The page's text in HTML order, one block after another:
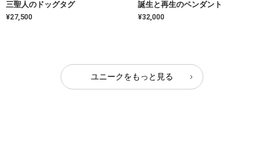
三聖人のドッグタグ
¥27,500
誕生と再生のペンダント
¥32,000
ユニークをもっと見る